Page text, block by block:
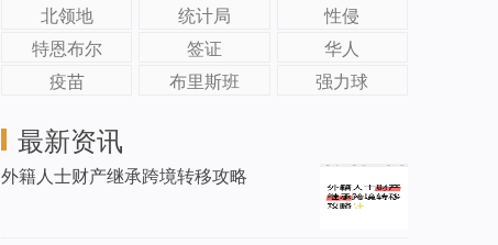
北领地
统计局
性侵
特恩布尔
签证
华人
疫苗
布里斯班 强力球
最新资讯
外籍人士财产继承跨境转移攻略